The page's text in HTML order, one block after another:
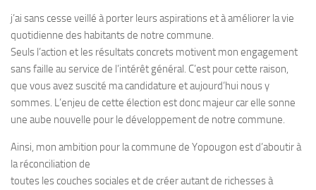
j’ai sans cesse veillé à porter leurs aspirations et à améliorer la vie
quotidienne des habitants de notre commune.
Seuls l’action et les résultats concrets motivent mon engagement
sans faille au service de l’intérêt général. C’est pour cette raison,
que vous avez suscité ma candidature et aujourd’hui nous y
sommes. L’enjeu de cette élection est donc majeur car elle sonne
une aube nouvelle pour le développement de notre commune.
Ainsi, mon ambition pour la commune de Yopougon est d’aboutir à
la réconciliation de
toutes les couches sociales et de créer autant de richesses à